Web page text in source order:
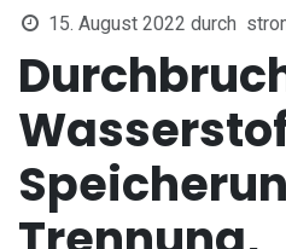
15. August 2022 durch